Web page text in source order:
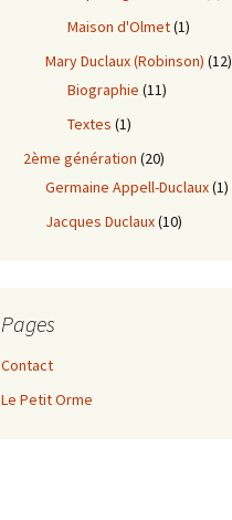
Maison d'Olmet(1)
Mary Duclaux (Robinson) (12)
Biographie (11)
Textes (1)
2ème génération (20)
Germaine Appell-Duclaux(1)
Jacques Duclaux(10)
Pages
Contact
Le Petit Orme